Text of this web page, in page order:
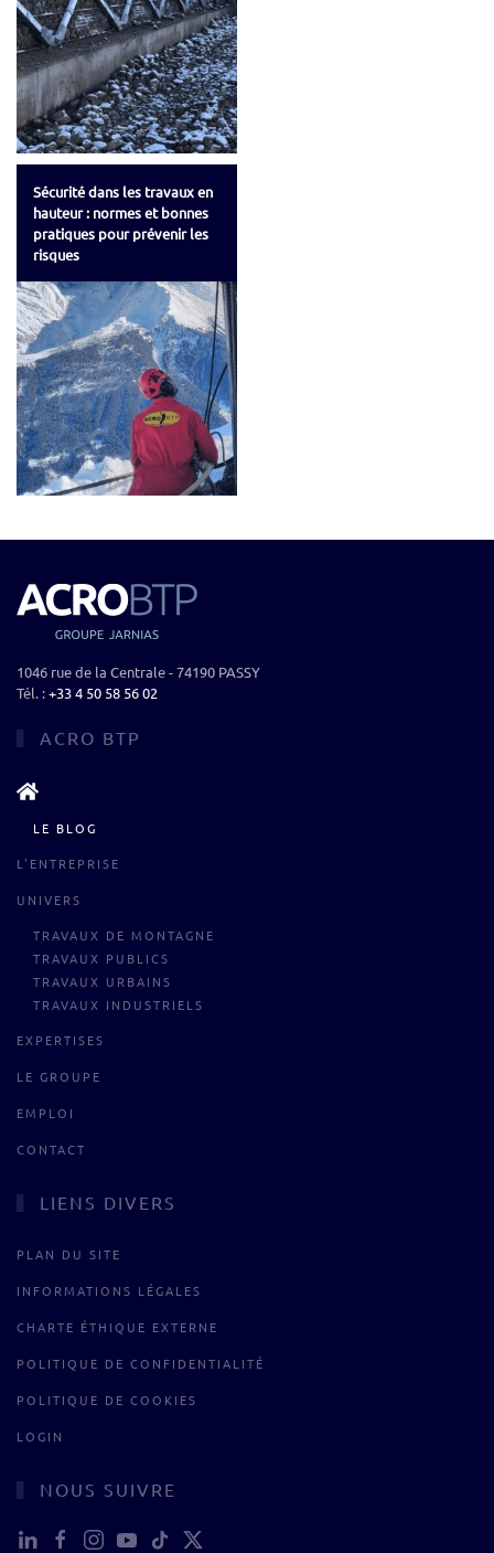
Sécurité dans les travaux en
hauteur : normes et bonnes
pratiques pour prévenir les
risques
1046 rue de la Centrale - 74190 PASSY
Tél. :+33 4 50 58 56 02‬
ACRO BTP
LE BLOG
L'ENTREPRISE
UNIVERS
TRAVAUX DE MONTAGNE
TRAVAUX PUBLICS
TRAVAUX URBAINS
TRAVAUX INDUSTRIELS
EXPERTISES
LE GROUPE
EMPLOI
CONTACT
LIENS DIVERS
PLAN DU SITE
INFORMATIONS LÉGALES
CHARTE ÉTHIQUE EXTERNE
POLITIQUE DE CONFIDENTIALITÉ
POLITIQUE DE COOKIES
LOGIN
NOUS SUIVRE